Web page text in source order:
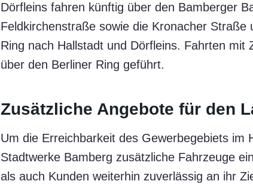
Dörfleins fahren künftig über den Bamberger
Feldkirchenstraße sowie die Kronacher
Ring nach Hallstadt und Dörfleins. Fahrten mit
über den Berliner Ring geführt.
Zusätzliche Angebote für den
Um die Erreichbarkeit des Gewerbegebiets im
Stadtwerke Bamberg zusätzliche Fahrzeuge
als auch Kunden weiterhin zuverlässig an ihr